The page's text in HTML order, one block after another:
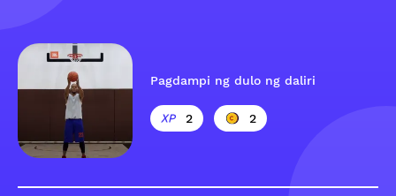
Pagdampi ng dulo ng daliri
2 2